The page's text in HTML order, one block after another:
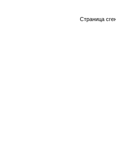
Страница